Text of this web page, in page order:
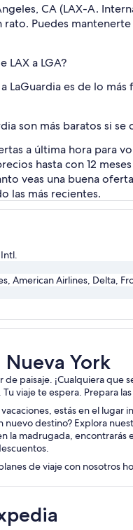
CA (LAX-A.
Puedes
LAX a LGA?
LaGuardia es de lo
son más baratos si
a última hora para
hasta con 12
veas una buena
las más recientes.
American Airlines, Delta,
Nueva York
paisaje. ¡Cualquiera
viaje te espera. Prepara
estás en el
nuevo destino? Explora
la madrugada,
de viaje con nosotros